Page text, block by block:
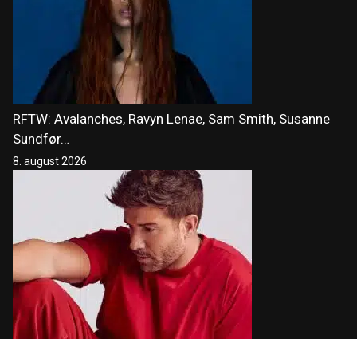
RFTW: Avalanches, Ravyn Lenae, Sam Smith, Susanne
Sundfør…
8. august 2026